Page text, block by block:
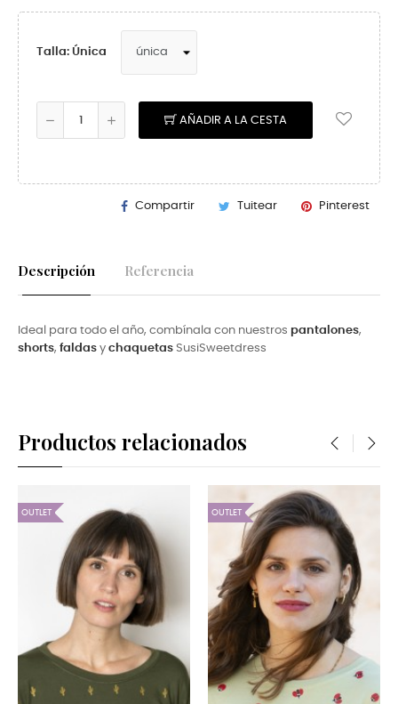
Talla: Única
AÑADIR A LA CESTA
Compartir Tuitear Pinterest
Descripción Referencia
Ideal para todo el año, combínala con nuestros pantalones,
shorts, faldas y chaquetas SusiSweetdress
Productos relacionados
OUTLET